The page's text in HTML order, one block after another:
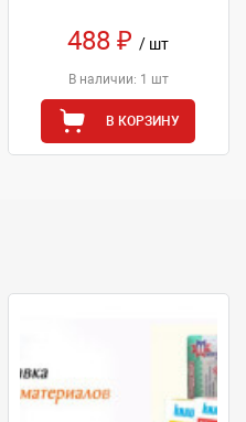
488 ₽/ шт
В наличии: 1 шт
В КОРЗИНУ